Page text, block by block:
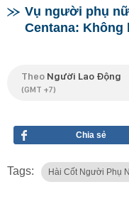
Vụ người phụ
Centana:
Theo Người Lao Động
(GMT +7)
Chia sẻ
Tags: Hài Cốt Người Phụ